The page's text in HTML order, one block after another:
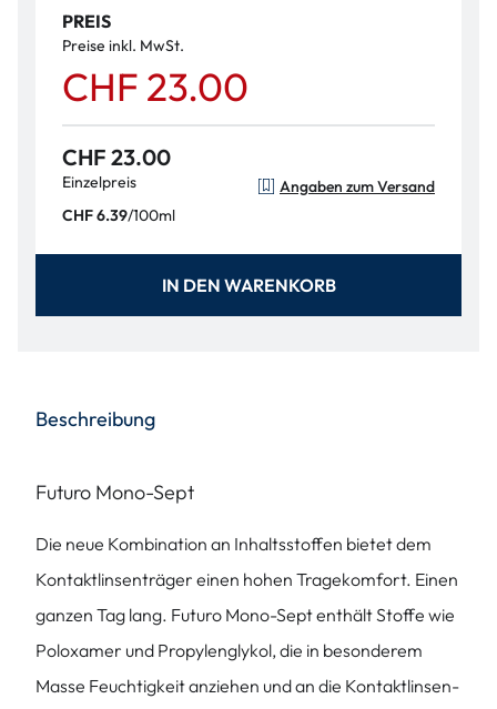
PREIS
Preise inkl. MwSt.
CHF 23.00
CHF 23.00
Einzelpreis
CHF 6.39/100ml
Angaben zum Versand
IN DEN WARENKORB
Beschreibung
Futuro Mono-Sept
Die neue Kombination an Inhaltsstoffen bietet dem
Kontaktlinsenträger einen hohen Tragekomfort. Einen
ganzen Tag lang. Futuro Mono-Sept enthält Stoffe wie
Poloxamer und Propylenglykol, die in besonderem
Masse Feuchtigkeit anziehen und an die Kontaktlinsen-